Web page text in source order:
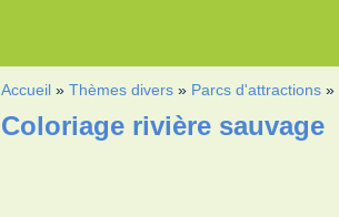
Accueil »Thèmes divers » Parcs d'attractions »
Coloriage rivière sauvage